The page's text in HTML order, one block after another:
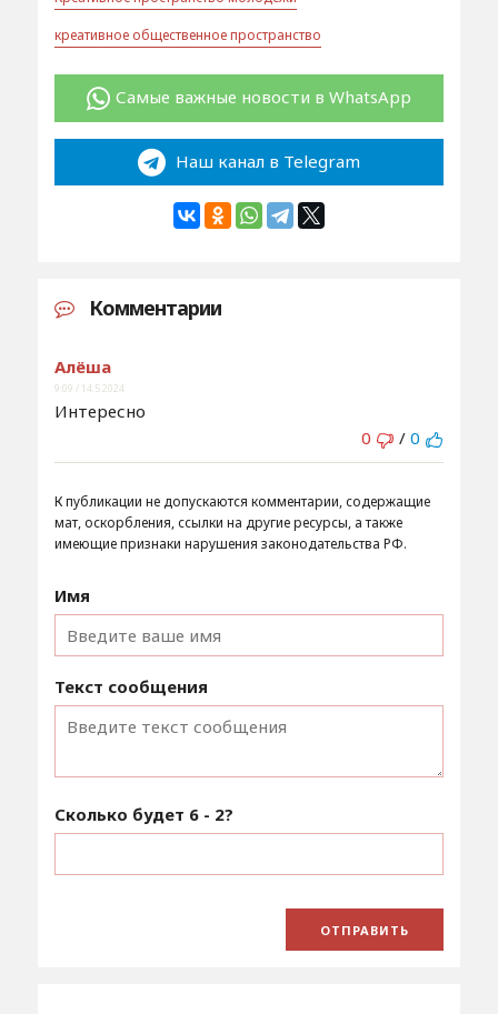
креативное общественное пространство
Самые важные новости в WhatsApp
Наш канал в Telegram
Комментарии
Алёша
9:09 / 14.5.2024
Интересно
0
/ 0
К публикации не допускаются комментарии, содержащие
мат, оскорбления, ссылки на другие ресурсы, а также
имеющие признаки нарушения законодательства РФ.
Имя
Текст сообщения
Сколько будет 6 - 2?